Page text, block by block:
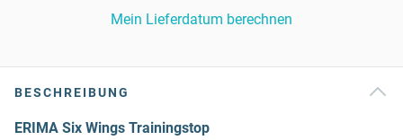
Mein Lieferdatum berechnen
BESCHREIBUNG
ERIMA Six Wings Trainingstop